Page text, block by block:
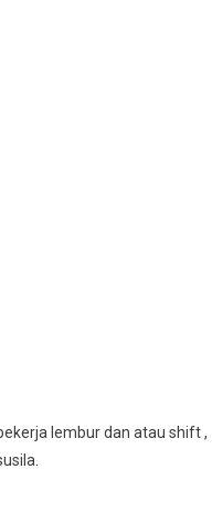
lembur dan atau shift ,